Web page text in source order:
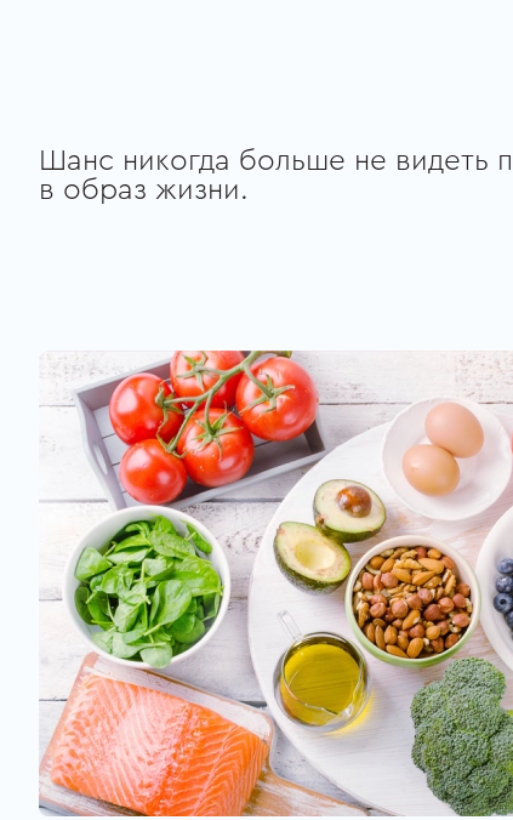
Шанс никогда больше не видеть
в образ жизни.